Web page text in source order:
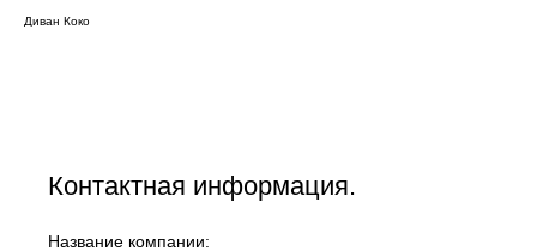
Диван Коко
Контактная информация.
Название компании: